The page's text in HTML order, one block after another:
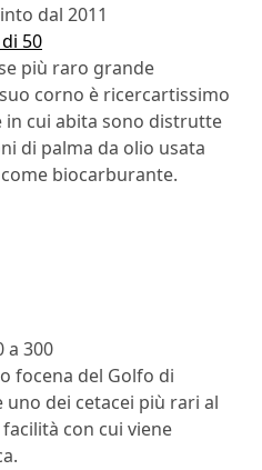
dal 2011
50
più raro grande
corno è ricercartissimo
in cui abita sono distrutte
di palma da olio usata
biocarburante.
a 300
o focena del Golfo di
dei cetacei più rari al
con cui viene